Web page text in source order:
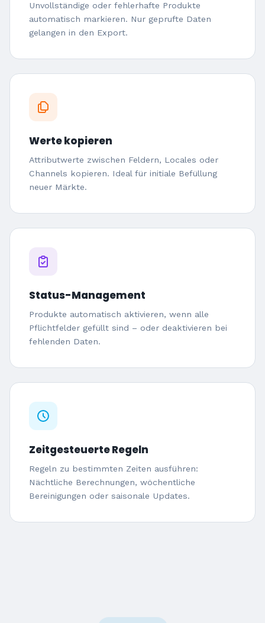
Unvollständige oder fehlerhafte Produkte
automatisch markieren. Nur geprufte Daten
gelangen in den Export.
Werte kopieren
Attributwerte zwischen Feldern, Locales oder
Channels kopieren. Ideal für initiale Befüllung
neuer Märkte.
Status-Management
Produkte automatisch aktivieren, wenn alle
Pflichtfelder gefüllt sind – oder deaktivieren bei
fehlenden Daten.
Zeitgesteuerte Regeln
Regeln zu bestimmten Zeiten ausführen:
Nächtliche Berechnungen, wöchentliche
Bereinigungen oder saisonale Updates.